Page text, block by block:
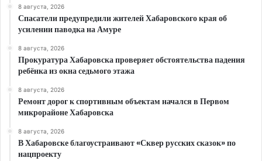
8 августа, 2026
Спасатели предупредили жителей Хабаровского края об
усилении паводка на Амуре
8 августа, 2026
Прокуратура Хабаровска проверяет обстоятельства падения
ребёнка из окна седьмого этажа
8 августа, 2026
Ремонт дорог к спортивным объектам начался в Первом
микрорайоне Хабаровска
8 августа, 2026
В Хабаровске благоустраивают «Сквер русских сказок» по
нацпроекту